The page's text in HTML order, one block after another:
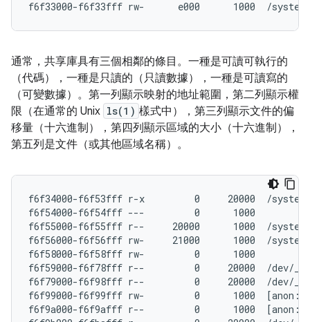
通常，共享庫具有三個相鄰的條目。一種是可讀可執行的
（代碼），一種是只讀的（只讀數據），一種是可讀寫的
（可變數據）。第一列顯示映射的地址範圍，第二列顯示權
限（在通常的 Unix ls(1) 樣式中），第三列顯示文件的偏
移量（十六進制），第四列顯示區域的大小（十六進制），
第五列是文件（或其他區域名稱）。
f6f34000-f6f53fff r-x         0     20000  /system/lib/
f6f54000-f6f54fff ---         0      1000
f6f55000-f6f55fff r--     20000      1000  /
f6f56000-f6f56fff rw-     21000      1000  /
f6f58000-f6f58fff rw-         0      1000
f6f59000-f6f78fff r--         0     20000  /dev/
f6f79000-f6f98fff r--         0     20000  /dev/
f6f99000-f6f99fff rw-         0      1000
f6f9a000-f6f9afff r--         0      1000